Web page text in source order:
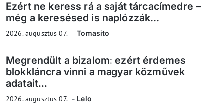
Ezért ne keress rá a saját tárcacímedre –
még a keresésed is naplózzák...
2026. augusztus 07. Tomasito
Megrendült a bizalom: ezért érdemes
blokkláncra vinni a magyar közművek
adatait...
2026. augusztus 07. Lelo